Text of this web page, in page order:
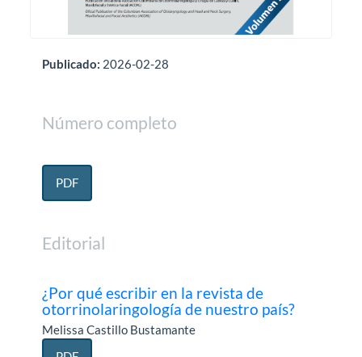
Publicado: 2026-02-28
Número completo
PDF
Editorial
¿Por qué escribir en la revista de
otorrinolaringología de nuestro país?
Melissa Castillo Bustamante